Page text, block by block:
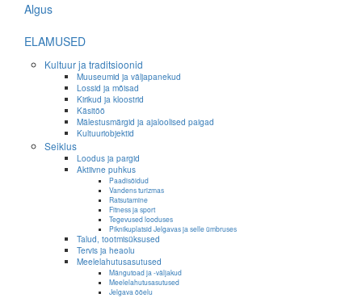
Algus
ELAMUSED
Kultuur ja traditsioonid
Muuseumid ja väljapanekud
Lossid ja mõisad
Kirikud ja kloostrid
Käsitöö
Mälestusmärgid ja ajaloolised paigad
Kultuuriobjektid
Seiklus
Loodus ja pargid
Aktiivne puhkus
Paadisõidud
Vandens turizmas
Ratsutamine
Fitness ja sport
Tegevused looduses
Piknikuplatsid Jelgavas ja selle ümbruses
Talud, tootmisüksused
Tervis ja heaolu
Meelelahutusasutused
Mängutoad ja -väljakud
Meelelahutusasutused
Jelgava ööelu